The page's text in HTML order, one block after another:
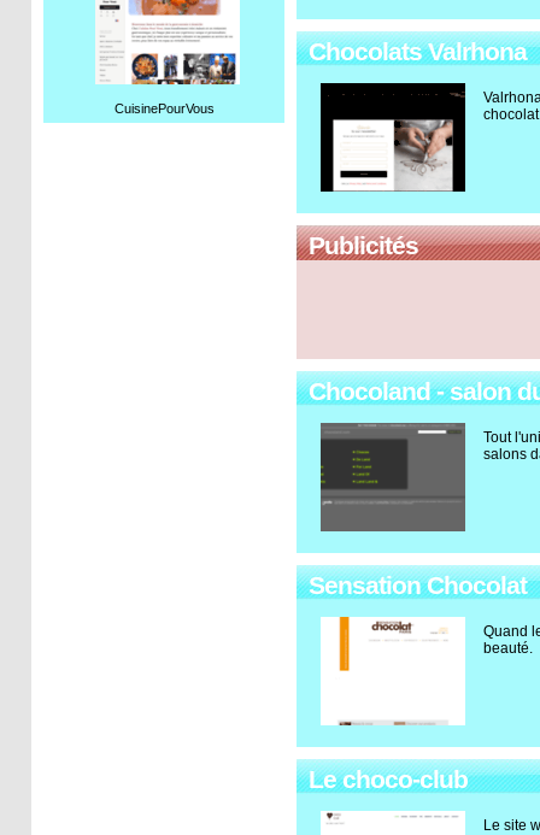
CuisinePourVous
Chocolats Valrhona
Publicités
Chocoland - salon
Tout
salons
Sensation Chocolat
Quand
beauté.
Le choco-club
Le site